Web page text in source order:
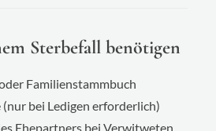
Sterbefall benötigen
Familienstammbuch
bei Ledigen erforderlich)
Ehepartners bei Verwitweten